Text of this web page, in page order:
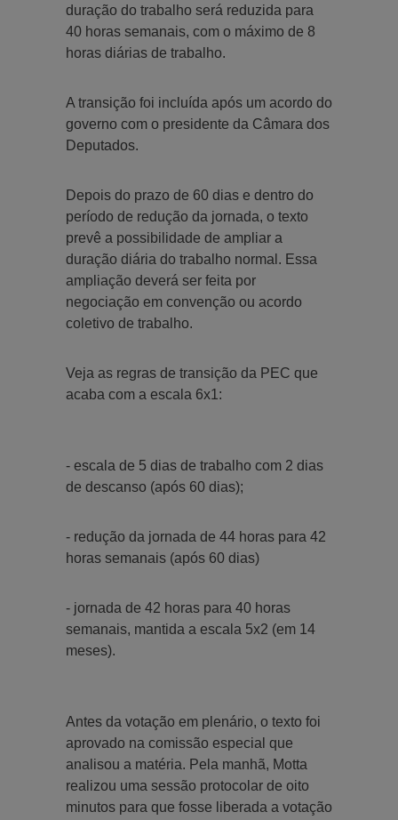
duração do trabalho será reduzida para
40 horas semanais, com o máximo de 8
horas diárias de trabalho.
A transição foi incluída após um acordo do
governo com o presidente da Câmara dos
Deputados.
Depois do prazo de 60 dias e dentro do
período de redução da jornada, o texto
prevê a possibilidade de ampliar a
duração diária do trabalho normal. Essa
ampliação deverá ser feita por
negociação em convenção ou acordo
coletivo de trabalho.
Veja as regras de transição da PEC que
acaba com a escala 6x1:
- escala de 5 dias de trabalho com 2 dias
de descanso (após 60 dias);
- redução da jornada de 44 horas para 42
horas semanais (após 60 dias)
- jornada de 42 horas para 40 horas
semanais, mantida a escala 5x2 (em 14
meses).
Antes da votação em plenário, o texto foi
aprovado na comissão especial que
analisou a matéria. Pela manhã, Motta
realizou uma sessão protocolar de oito
minutos para que fosse liberada a votação